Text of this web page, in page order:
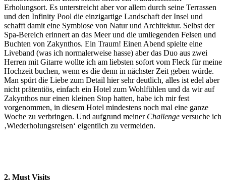
Erholungsort. Es unterstreicht aber vor allem durch seine Terrassen
und den Infinity Pool die einzigartige Landschaft der Insel und
schafft damit eine Symbiose von Natur und Architektur. Selbst der
Spa-Bereich erinnert an das Meer und die umliegenden Felsen und
Buchten von Zakynthos. Ein Traum! Einen Abend spielte eine
Liveband (was ich normalerweise hasse) aber das Duo aus zwei
Herren mit Gitarre wollte ich am liebsten sofort vom Fleck für meine
Hochzeit buchen, wenn es die denn in nächster Zeit geben würde.
Man spürt die Liebe zum Detail hier sehr deutlich, alles ist edel aber
nicht prätentiös, einfach ein Hotel zum Wohlfühlen und da wir auf
Zakynthos nur einen kleinen Stop hatten, habe ich mir fest
vorgenommen, in diesem Hotel mindestens noch mal eine ganze
Woche zu verbringen. Und aufgrund meiner Challenge versuche ich
‚Wiederholungsreisen‘ eigentlich zu vermeiden.
2. Must Visits